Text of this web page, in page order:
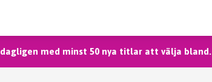
med minst 50 nya titlar att välja bland.